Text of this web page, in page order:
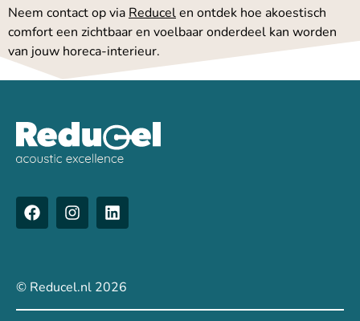
Neem contact op via Reducelen ontdek hoe akoestisch
comfort een zichtbaar en voelbaar onderdeel kan worden
van jouw horeca-interieur.
© Reducel.nl 2026